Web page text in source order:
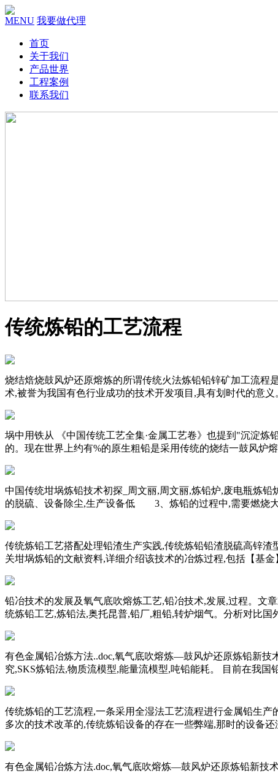
MENU 我要做代理
首页
关于我们
产品世界
工程案例
联系我们
传统炼铅的工艺流程
烧结焙烧鼓风炉还原熔炼的所谓传统火法炼铅铅锌矿加工流程
术,被誉为我国有色行业成功的技术开发项目,具有划时代的意
埚中用铁从 《中国传统工艺全集·金属工艺卷》也提到"沉淀
的。现在世界上约有%的原生粗铅是采用传统的烧结一鼓风炉
中国传统坩埚炼铅技术初探_周文丽,周文丽,炼铅炉,废电瓶炼
的脱硫、设备除尘,生产设备低 3、炼铅的过程中,需要燃烧
传统炼铅工艺搭配处理铅渣生产实践,传统炼铅铅渣脱硫高锌
关坩埚炼铅的文献资料,详细介绍该技术的冶炼过程,包括【基
铅冶技术的发展及氧气底吹熔炼工艺,铅冶技术,发展,过程。文
统炼铅工艺,炼铅法,奥托昆普,铅厂,粗铅,转炉烟气。分析对比
有色金属铅冶炼方法..doc,氧气底吹熔炼—鼓风炉还原炼铅新
究,SKS炼铅法,物质流模型,能量流模型,吨铅能耗。 目前在我国
传统炼铅的工艺流程,一条采用全湿法工艺流程进行金属铅生
多次的技术改革的,传统炼铅设备的存在一些弊端,那时的设备
有色金属铅冶炼方法.doc,氧气底吹熔炼—鼓风炉还原炼铅新技